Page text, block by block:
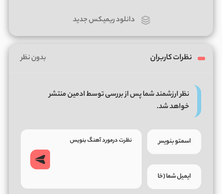
دانلود ریمیکس جدید
نظرات کاربران بدون نظر
نظر ارزشمند شما پس از بررسی توسط ادمین منتشر
خواهد شد.